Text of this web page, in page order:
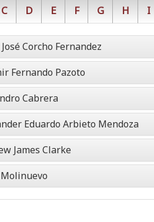
C D E F G H I
Corcho Fernandez
Fernando Pazoto
Cabrera
Eduardo Arbieto Mendoza
James Clarke